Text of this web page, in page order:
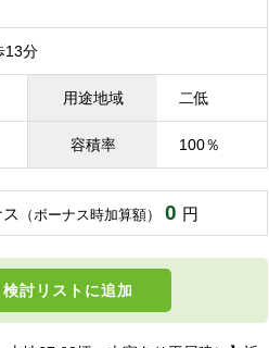
13分
用途地域 二低
容積率 100％
（ボーナス時加算額） 0 円
検討リスト に追加